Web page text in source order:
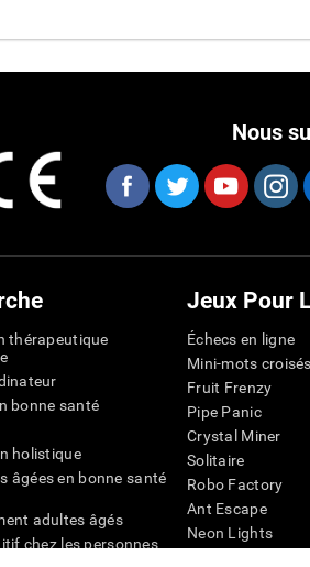
Nous
thérapeutique
bonne santé
holistique
âgées en bonne santé
adultes âgés
chez les personnes
Jeux Pour
Échecs en ligne
Mini-mots croisés
Fruit Frenzy
Pipe Panic
Crystal Miner
Solitaire
Robo Factory
Ant Escape
Neon Lights